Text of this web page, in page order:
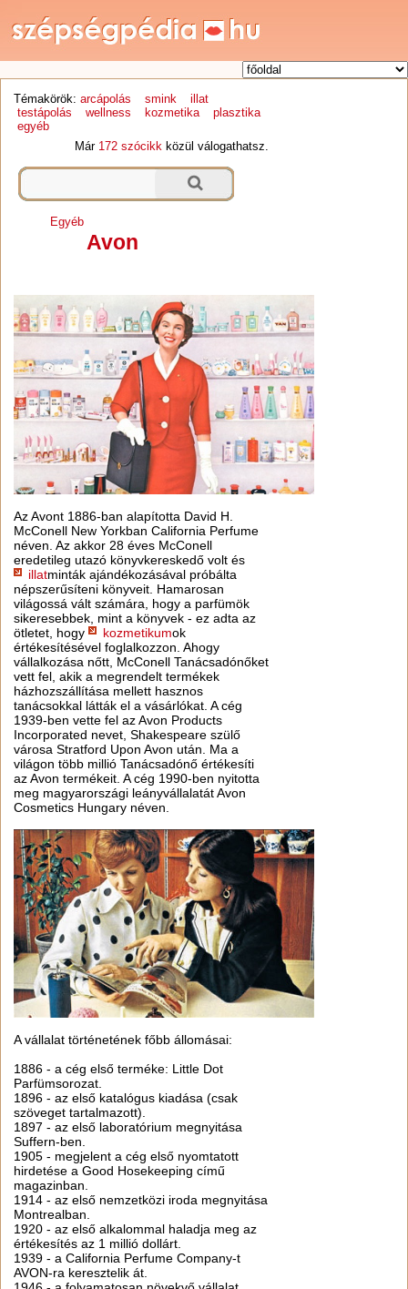
Témakörök: arcápolás smink
illat
testápolás
wellness kozmetika
plasztika
egyéb
Már 172 szócikk közül válogathatsz.
Egyéb
Avon
Az Avont 1886-ban alapította David H.
McConell New Yorkban California Perfume
néven. Az akkor 28 éves McConell
eredetileg utazó könyvkereskedő volt és
illatminták ajándékozásával próbálta
népszerűsíteni könyveit. Hamarosan
világossá vált számára, hogy a parfümök
sikeresebbek, mint a könyvek - ez adta az
ötletet, hogy
kozmetikumok
értékesítésével foglalkozzon. Ahogy
vállalkozása nőtt, McConell Tanácsadónőket
vett fel, akik a megrendelt termékek
házhozszállítása mellett hasznos
tanácsokkal látták el a vásárlókat. A cég
1939-ben vette fel az Avon Products
Incorporated nevet, Shakespeare szülő
városa Stratford Upon Avon után. Ma a
világon több millió Tanácsadónő értékesíti
az Avon termékeit. A cég 1990-ben nyitotta
meg magyarországi leányvállalatát Avon
Cosmetics Hungary néven.
A vállalat történetének főbb állomásai:
1886 - a cég első terméke: Little Dot
Parfümsorozat.
1896 - az első katalógus kiadása (csak
szöveget tartalmazott).
1897 - az első laboratórium megnyitása
Suffern-ben.
1905 - megjelent a cég első nyomtatott
hirdetése a Good Hosekeeping című
magazinban.
1914 - az első nemzetközi iroda megnyitása
Montrealban.
1920 - az első alkalommal haladja meg az
értékesítés az 1 millió dollárt.
1939 - a California Perfume Company-t
AVON-ra keresztelik át.